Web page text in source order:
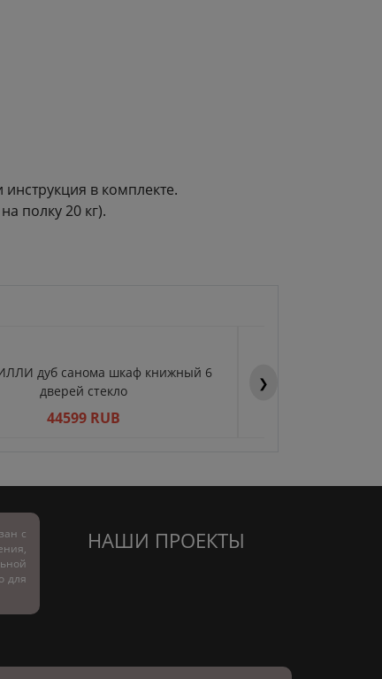
в комплекте.
полку 20 кг).
дуб санома шкаф книжный 6
дверей стекло
44599 RUB
❯
с
для
НАШИ ПРОЕКТЫ